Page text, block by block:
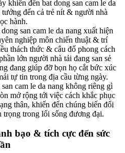
khiến đến bat dong san cam le da
đến cả trẻ nít & người nhà
hành.
san cam le da nang xuất hiện
nghiệp môn chiến thuật & trí
thách thức & câu đố phong cách
lớn người nhà tải đang san sẻ
đang giúp đỡ bọn họ cắt bức xúc
tự tin trong địa cầu từng ngày.
cam le da nang không riêng gì
mở rộng tới việc cách khắc phục
thân, khiến đến chúng biến đổi
trọng trong lối sống đương đại.
bạo & tích cực đến sức